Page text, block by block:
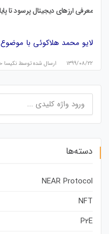
معرفی ارزهای دیجیتال پرسود تا پایان
لایو محمد هلاکوئی با
۱۳۹۹/۰۸/۲۲ ارسال شده توسط نكيسا
برای:
دسته‌ها
NEAR Protocol
NFT
P2E